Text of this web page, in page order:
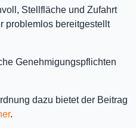
Stellfläche und Zufahrt
problemlos bereitgestellt
Genehmigungspflichten
dazu bietet der Beitrag
.